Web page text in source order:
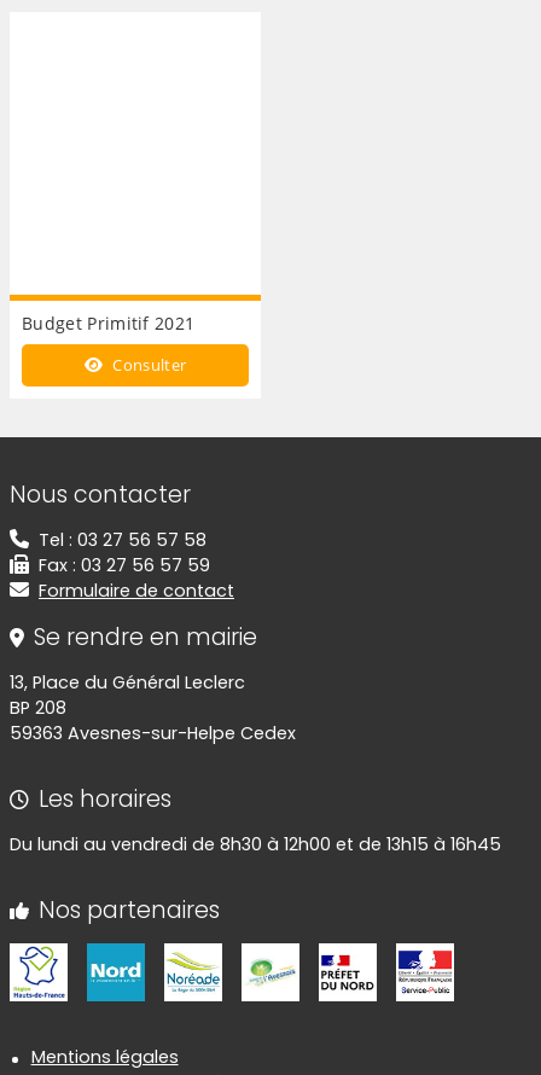
Budget Primitif 2021
Consulter
Informations de contact
Nous contacter
Tel : 03 27 56 57 58
Fax : 03 27 56 57 59
Formulaire de contact
Se rendre en mairie
13, Place du Général Leclerc
BP 208
59363 Avesnes-sur-Helpe Cedex
Les horaires
Du lundi au vendredi de 8h30 à 12h00 et de 13h15 à 16h45
Nos partenaires
Informations réglementaires
Mentions légales